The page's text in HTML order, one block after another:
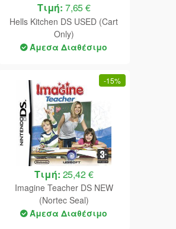
Τιμή: 7,65 €
Hells Kitchen DS USED (Cart
Only)
Άμεσα Διαθέσιμο
-15%
Τιμή: 25,42 €
Imagine Teacher DS NEW
(Nortec Seal)
Άμεσα Διαθέσιμο